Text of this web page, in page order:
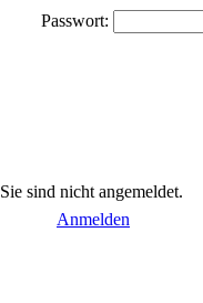
Passwort:
Sie sind nicht angemeldet.
Anmelden